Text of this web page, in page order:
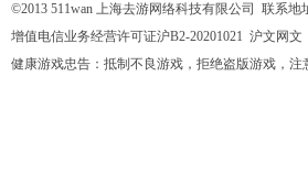
©2013 511wan 上海去游网络科技有限公司 联系地
增值电信业务经营许可证沪B2-20201021 沪文网文
健康游戏忠告：抵制不良游戏，拒绝盗版游戏，